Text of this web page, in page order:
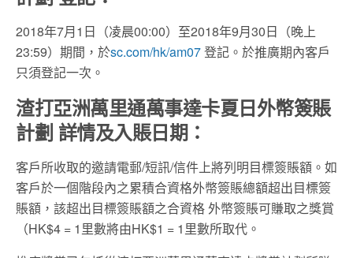
2018年7月1日（凌晨00:00）至2018年9月30日（晚上
23:59）期間，於sc.com/hk/am07登記。於推廣期內客戶
只須登記一次。
渣打亞洲萬里通萬事達卡夏日外幣簽賬
計劃 詳情及入賬日期：
客戶所收取的邀請電郵/短訊/信件上將列明目標簽賬額。如
客戶於一個階段內之累積合資格外幣簽賬總額超出目標簽
賬額，該超出目標簽賬額之合資格 外幣簽賬可賺取之獎賞
（HK$4 = 1里數將由HK$1 = 1里數所取代。